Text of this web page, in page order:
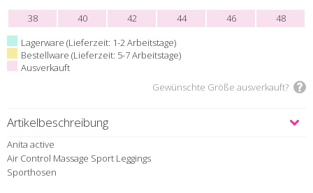
38 40 42 44 46
48
Lagerware (Lieferzeit: 1-2 Arbeitstage)
Bestellware (Lieferzeit: 5-7 Arbeitstage)
Ausverkauft
Gewünschte Größe ausverkauft?
Artikelbeschreibung
Anita active
Air Control Massage Sport Leggings
Sporthosen